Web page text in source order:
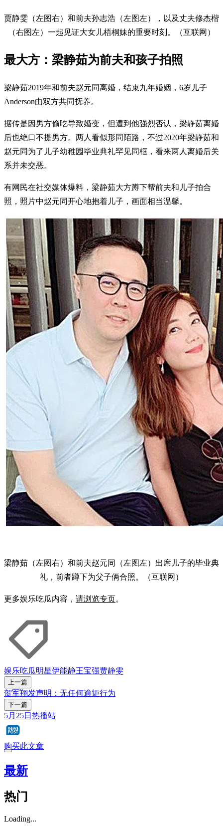
贾静雯（左图右）和前夫孙志浩（左图左），以及丈夫修杰楷
（右图左）一起见证大女儿梧桐妹的重要时刻。（互联网）
最大方：梁静茹为前夫和孩子拍照
梁静茹2019年和前夫赵元同离婚，结束九年婚姻，6岁儿子
Anderson由双方共同抚养。
据传是因男方偷吃导致婚变，但遭到他强烈否认，梁静茹离婚
后也绝口不提男方。两人看似形同陌路，不过2020年梁静茹和
赵元同为了儿子幼稚园毕业典礼罕见同框，看来两人离婚后关
系并未交恶。
有网民在社交媒体爆料，梁静茹大方蹲下帮前夫和儿子拍合
照，照片中赵元同开心地抱着儿子，画面相当温馨。
梁静茹（左图右）和前夫赵元同（左图左）出席儿子的毕业典
礼，前者蹲下为父子俩合照。（互联网）
更多娱乐吃瓜内容， 请浏览专页。
娱乐吃瓜明星伊能静王宝强贾静雯
上一篇
贺军翔发声明：无任何逾矩行为
下一篇
5月25日热播站
购买此文章
最新
热门
Loading...